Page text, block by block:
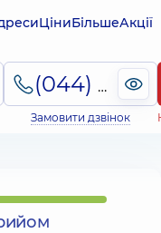
ЦіниБільшеАкції
(044) 495-2-888
Замовити дзвінок